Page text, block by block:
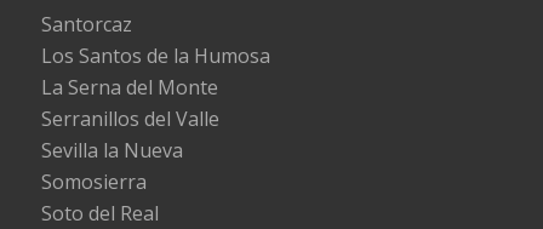
Santorcaz
Los Santos de la Humosa
La Serna del Monte
Serranillos del Valle
Sevilla la Nueva
Somosierra
Soto del Real